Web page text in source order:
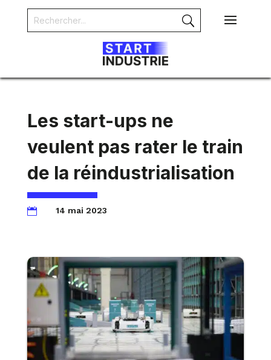
Les start-ups ne
veulent pas rater le train
de la réindustrialisation
 14 mai 2023